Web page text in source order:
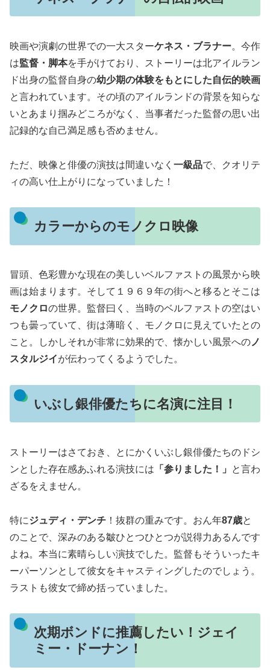
映画や演劇の世界での一大スターケネス・ブラナー。今作
は監督・脚本を手がけており、ストーリーは北アイルラン
ド出身の監督自身の幼少期の体験をもとにした自伝的映画
と言われています。その頃のアイルランドの背景を知らな
いとあまり掴みどころがなく、当事者だった監督の思い出
記録的な自己満足感も否めません。
ただ、映像と俳優の演技は間違いなく 一級品で、クオリテ
ィの高い仕上がりになっていました！
カラーからのモノクロ映像
冒頭、色彩豊かな現在の美しいベルファストの風景から映
画は始まります。そして１９６９年の街へと移るとそこは
モノクロの世界。監督曰く、当時のベルファストの空はい
つも曇っていて、街は薄暗く、モノクロに見えていたとの
こと。しかしそれが非常に効果的で、懐かしい風景への ノ
スタルジイが伝わってくるようでした。
いぶし銀俳優たちに名演に注目！
ストーリーはさておき、とにかくいぶし銀俳優たちのドシ
ンとした存在感あふれる演技には 「参りました！」
と言わ
ざるをえません。
特にジュディ・デンチ ！抜群の重みです。おん年87歳と
のことで、深みのある皺ひとつひとつが説得力あるんです
よね。本当に素晴らしい演技でした。監督もそういったキ
ーパーソンとして彼女をキャスティングしたのでしょう。
ラストも彼女で締め括っていました。
次期ボンドに推薦したい！ジェイ
ミー・ドーナン！